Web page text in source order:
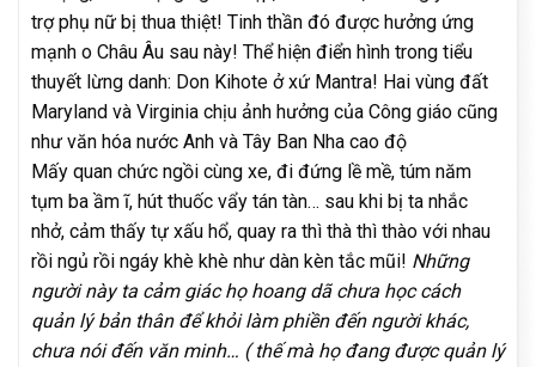
trợ phụ nữ bị thua thiệt! Tinh thần đó được hưởng ứng
mạnh o Châu Âu sau này! Thể hiện điển hình trong tiểu
thuyết lừng danh: Don Kihote ở xứ Mantra! Hai vùng đất
Maryland và Virginia chịu ảnh hưởng của Công giáo cũng
như văn hóa nước Anh và Tây Ban Nha cao độ
Mấy quan chức ngồi cùng xe, đi đứng lề mề, túm năm
tụm ba ầm ĩ, hút thuốc vẩy tán tàn… sau khi bị ta nhắc
nhở, cảm thấy tự xấu hổ, quay ra thì thà thì thào với nhau
rồi ngủ rồi ngáy khè khè như dàn kèn tắc mũi! Những
người này ta cảm giác họ hoang dã chưa học cách
quản lý bản thân để khỏi làm phiền đến người khác,
chưa nói đến văn minh… ( thế mà họ đang được quản lý